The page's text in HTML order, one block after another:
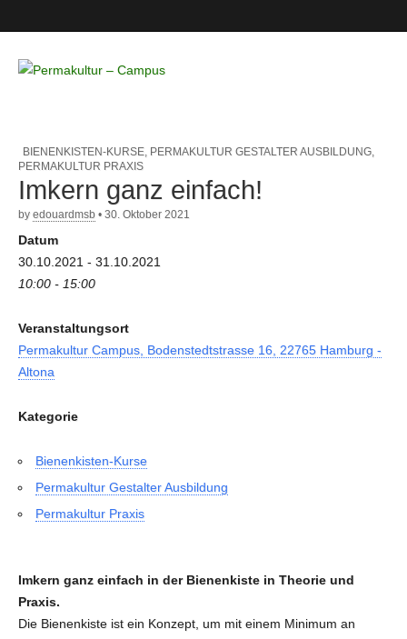
– Campus
BIENENKISTEN-KURSE PERMAKULTUR GESTALTER AUSBILDUNG
PERMAKULTUR PRAXIS
Imkern ganz einfach!
by edouardmsb • 30. Oktober 2021
Datum
30.10.2021 - 31.10.2021
10:00 - 15:00
Veranstaltungsort
Permakultur Campus, Bodenstedtstrasse 16, 22765 Hamburg -
Altona
Kategorie
Bienenkisten-Kurse
Permakultur Gestalter Ausbildung
Permakultur Praxis
Imkern ganz einfach in der Bienenkiste in Theorie und
Praxis.
Die Bienenkiste ist ein Konzept, um mit einem Minimum an